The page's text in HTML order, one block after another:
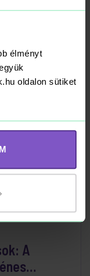
élményt
oldalon sütiket
A